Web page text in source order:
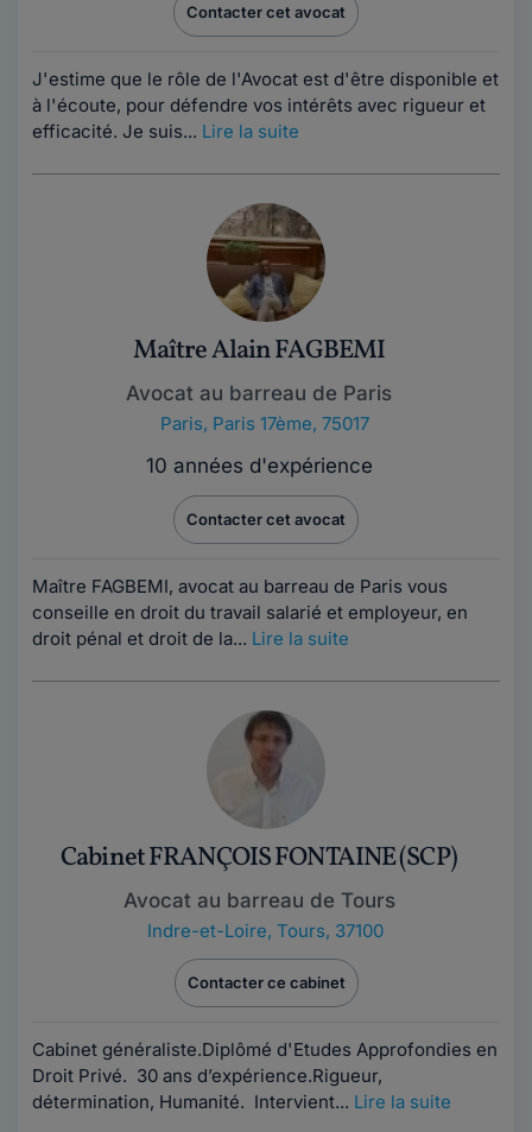
Contacter cet avocat
J'estime que le rôle de l'Avocat est d'être disponible et
à l'écoute, pour défendre vos intérêts avec rigueur et
efficacité. Je suis... Lire la suite
Maître Alain FAGBEMI
Avocat au barreau de Paris
Paris, Paris 17ème, 75017
10 années d'expérience
Contacter cet avocat
Maître FAGBEMI, avocat au barreau de Paris vous
conseille en droit du travail salarié et employeur, en
droit pénal et droit de la... Lire la suite
Cabinet FRANÇOIS FONTAINE (SCP)
Avocat au barreau de Tours
Indre-et-Loire, Tours, 37100
Contacter ce cabinet
Cabinet généraliste.Diplômé d'Etudes Approfondies en
Droit Privé. 30 ans d’expérience.Rigueur,
détermination, Humanité. Intervient... Lire la suite